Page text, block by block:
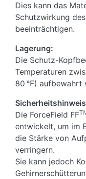
Dies kann das
Schutzwirkung
beeinträchtigen.
Lagerung:
Die Schutz-
Temperaturen
80 °F) aufbewahrt
Die ForceField FF
entwickelt, um im
die Stärke von
verringern.
Sie kann jedoch